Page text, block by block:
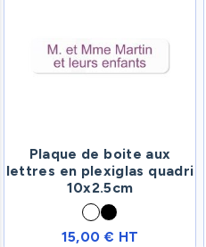
Plaque de boite aux
lettres en plexiglas quadri
10x2.5cm
15,00 € HT